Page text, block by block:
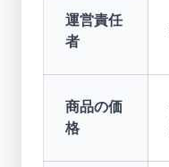
運営責任
者
商品の価
格